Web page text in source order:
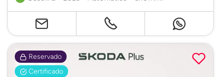
Reservado
Certificado